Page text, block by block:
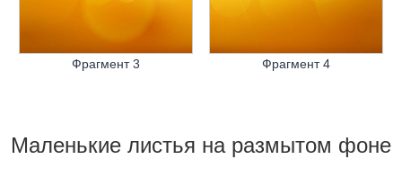
Фрагмент 3 Фрагмент 4
Маленькие листья на размытом фоне